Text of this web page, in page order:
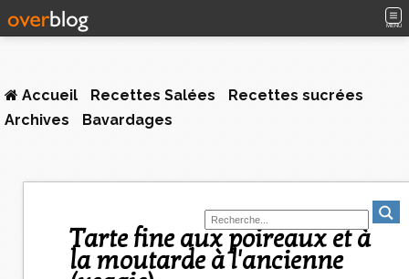
MENU
Accueil Recettes Salées
Recettes sucrées
Archives
Bavardages
Tarte fine aux poireaux et à
la moutarde à l'ancienne